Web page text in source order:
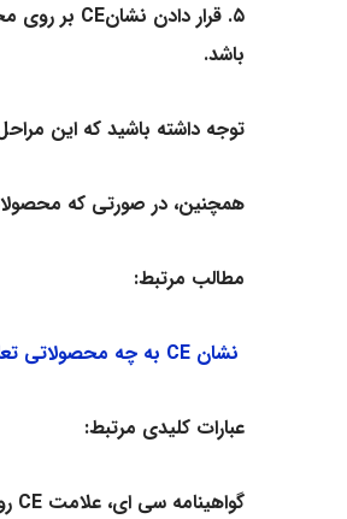
۵. قرار دادن نشان CE بر روی
باشد.
توجه داشته باشید که این
همچنین، در صورتی که
مطالب مرتبط:
نشان CE به چه محصولاتی تعلق میگیرد؟
عبارات کلیدی مرتبط:
گواهینامه سی ای، علامت CE